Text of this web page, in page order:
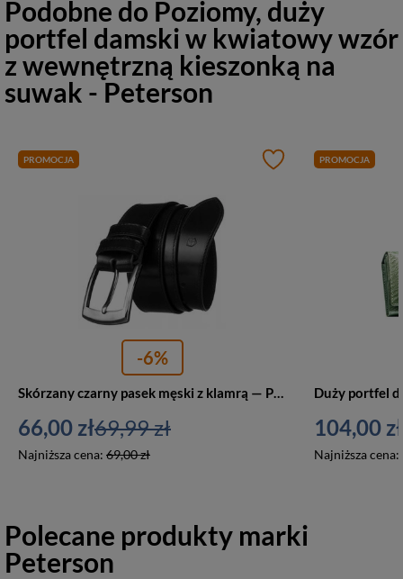
Podobne do Poziomy, duży
portfel damski w kwiatowy wzór
z wewnętrzną kieszonką na
suwak - Peterson
PROMOCJA
-6%
Skórzany czarny pasek męski z klamrą — Peterson PTN PM-24
66,00 zł
Najniższa cena: 69,00 zł
69,99 zł
PROMOCJA
104,00 zł
Najniższa cena:
Polecane produkty marki
Peterson